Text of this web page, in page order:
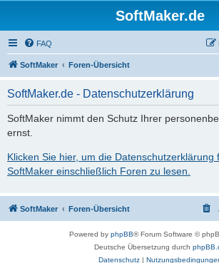
SoftMaker.de
FAQ
SoftMaker Foren-Übersicht
SoftMaker.de - Datenschutzerklärung
SoftMaker nimmt den Schutz Ihrer
ernst.
Klicken Sie hier, um die Datenschutzerklärung
SoftMaker einschließlich Foren zu lesen.
SoftMaker Foren-Übersicht
Powered by phpBB® Forum Software ©
Deutsche Übersetzung durch
Datenschutz|